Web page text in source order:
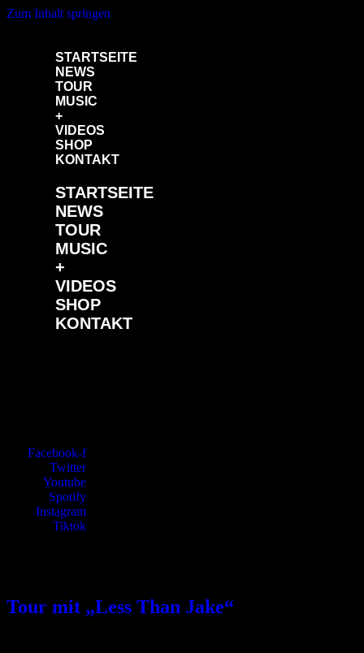
Zum Inhalt springen
STARTSEITE
NEWS
TOUR
MUSIC
+
VIDEOS
SHOP
KONTAKT
STARTSEITE
NEWS
TOUR
MUSIC
+
VIDEOS
SHOP
KONTAKT
Facebook-f
Twitter
Youtube
Spotify
Instagram
Tiktok
Tour mit „Less Than Jake“